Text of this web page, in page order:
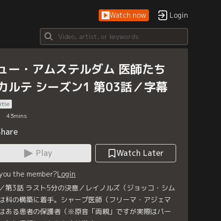
Watch now Login
ー・アムステルダム 医師たち
ルテ シーズン1 第03話／字幕
43mins
Play
Watch Later
the member?Login
第3話 ラスト5分の決意／レイノルズ（ジョッコ・シム
科の構築に着手。シャープ医師（フリーマ・アジェマ
ある患者の保護者（※原音「両親」ですが実際はパー